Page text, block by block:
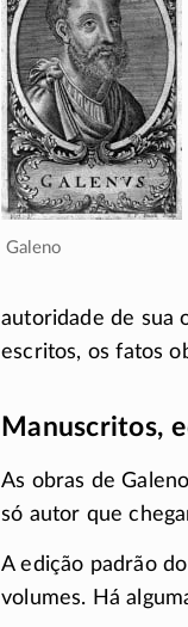
Galeno
autoridade de sua
escritos, os fatos
Manuscritos,
As obras de
só autor que
A edição padrão
volumes. Há